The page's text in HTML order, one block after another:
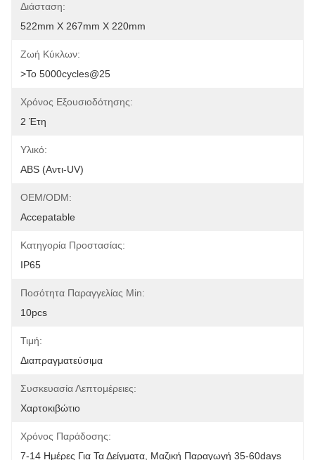
Διάσταση:
522mm X 267mm X 220mm
Ζωή Κύκλων:
>το 5000cycles@25
Χρόνος Εξουσιοδότησης:
2 Έτη
Υλικό:
ABS (αντι-UV)
OEM/ODM:
Accepatable
Κατηγορία Προστασίας:
IP65
Ποσότητα Παραγγελίας Min:
10pcs
Τιμή:
Διαπραγματεύσιμα
Συσκευασία Λεπτομέρειες:
Χαρτοκιβώτιο
Χρόνος Παράδοσης:
7-14 Ημέρες Για Τα Δείγματα, Μαζική Παραγωγή 35-60days